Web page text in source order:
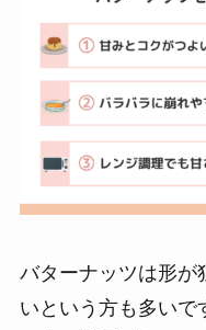
バターナッツは形が
いという方も多いで